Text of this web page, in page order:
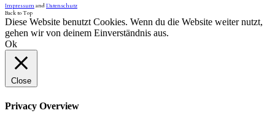
ImpressumandDatenschutz
Back to Top
Diese Website benutzt Cookies. Wenn du die Website weiter nutzt,
gehen wir von deinem Einverständnis aus.
Ok
Close
Privacy Overview